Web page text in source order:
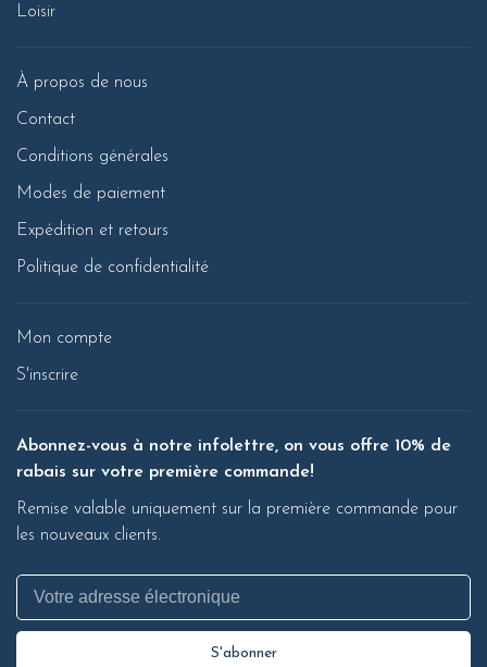
Loisir
À propos de nous
Contact
Conditions générales
Modes de paiement
Expédition et retours
Politique de confidentialité
Mon compte
S'inscrire
Abonnez-vous à notre infolettre, on vous offre 10% de
rabais sur votre première commande!
Remise valable uniquement sur la première commande pour
les nouveaux clients.
S'abonner